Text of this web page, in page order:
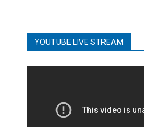
YOUTUBE LIVE STREAM